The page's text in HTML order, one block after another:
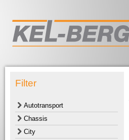
Filter
Autotransport
Chassis
City